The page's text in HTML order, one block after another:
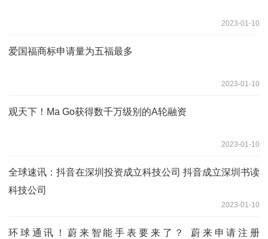
2023-01-10
爱国福商标申请量为五福最多
2023-01-10
观天下！Ma Go获得数千万级别的A轮融资
2023-01-10
全球速讯：抖音在深圳投资成立科技公司 抖音成立深圳书读
科技公司
2023-01-10
环球通讯！蔚来智能手表要来了？ 蔚来申请注册